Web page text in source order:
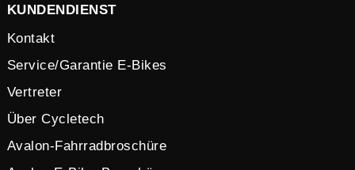
KUNDENDIENST
Kontakt
Service/Garantie E-Bikes
Vertreter
Über Cycletech
Avalon-Fahrradbroschüre